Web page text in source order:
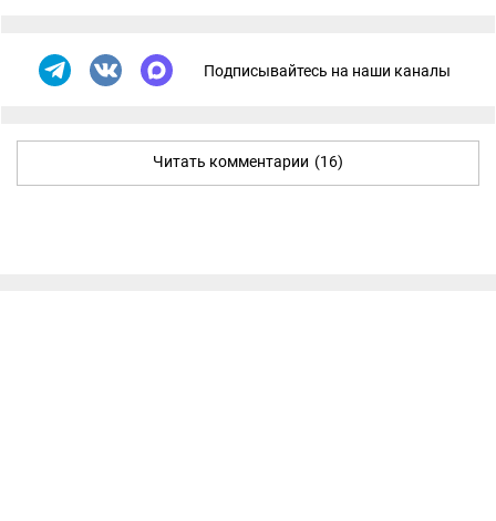
Подписывайтесь на наши каналы
Читать комментарии (16)